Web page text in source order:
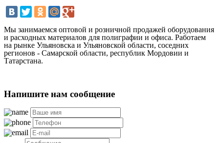
Мы занимаемся оптовой и розничной продажей оборудования
и расходных материалов для полиграфии и офиса. Работаем
на рынке Ульяновска и Ульяновской области, соседних
регионов - Самарской области, республик Мордовии и
Татарстана.
Напишите нам сообщение